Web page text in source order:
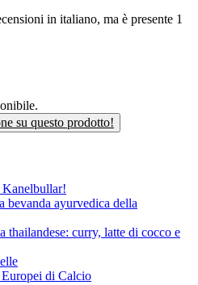
in italiano, ma è presente 1
su questo prodotto!
Kanelbullar!
ayurvedica della
thailandese: curry, latte di cocco e
di Calcio